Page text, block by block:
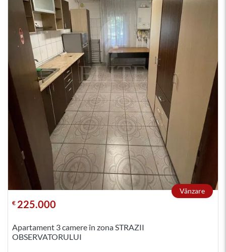
Vânzare
€ 225.000
Apartament 3 camere în zona STRAZII
OBSERVATORULUI